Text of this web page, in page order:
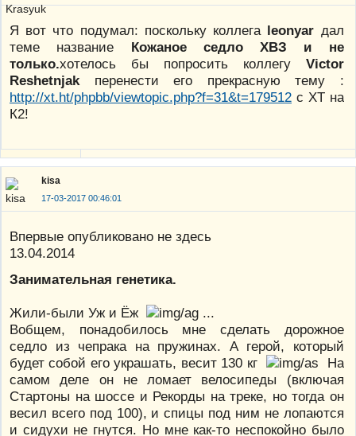
Я вот что подумал: поскольку коллега leonyar дал
теме название Кожаное седло ХВЗ и не
только.хотелось бы попросить коллегу Vіctor
Reshetnjakперенести его прекрасную тему :
http://xt.ht/phpbb/viewtopic.php?f=31&t=179512 с ХТ на
К2!
kisa
17-03-2017 00:46:01
Впервые опубликовано не здесь
13.04.2014
Занимательная генетика.
Жили-были Уж и Ёж
...
Вобщем, понадобилось мне сделать дорожное
седло из чепрака на пружинах. А герой, который
будет собой его украшать, весит 130 кг
На
самом деле он не ломает велосипеды (включая
Стартоны на шоссе и Рекорды на треке, но тогда он
весил всего под 100), и спицы под ним не лопаются
и сидухи не гнутся. Но мне как-то неспокойно было